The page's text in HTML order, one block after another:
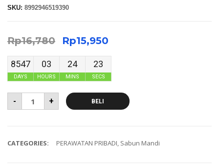
SKU: 8992946519390
Rp16,780 Rp15,950
8547
DAYS
03
HOURS
24
MINS
23
SECS
- + BELI
CATEGORIES: PERAWATAN PRIBADI, Sabun Mandi